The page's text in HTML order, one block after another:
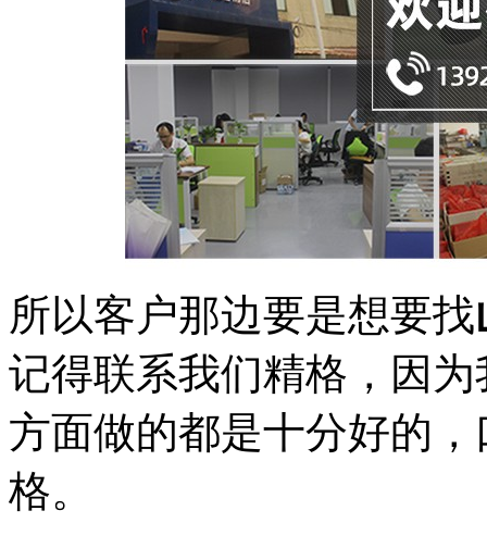
所以客户那边要是想要找
记得联系我们精格 ，因为
方面做的都是十分好的
格。